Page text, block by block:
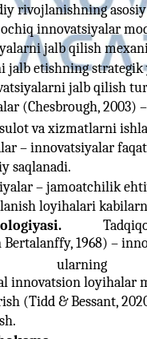
rivojlanishning
ochiq innovatsiyalar
jalb qilish
jalb etishning
jalb qilish
(Chesbrough,
va xizmatlarni
– innovatsiyalar
saqlanadi.
– jamoatchilik
loyihalari
1968) –
ularning
innovatsion loyihalar
(Tidd & Bessant,